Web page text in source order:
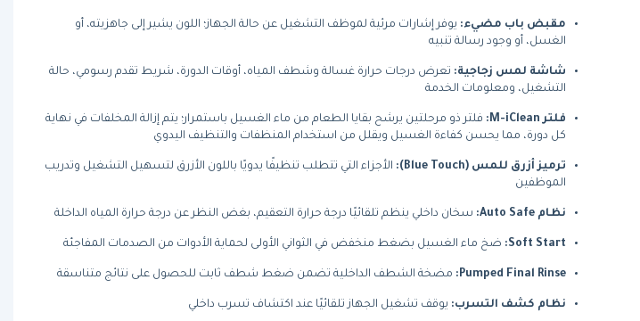
مقبض باب مضيء: يوفر إشارات مرئية لموظف التشغيل عن حالة الجهاز؛ اللون يشير إلى جاهزيته، أو
الغسل، أو وجود رسالة تنبيه
شاشة لمس زجاجية: تعرض درجات حرارة غسالة وشطف المياه، أوقات الدورة، شريط تقدم رسومي، حالة
التشغيل، ومعلومات الخدمة
فلتر M-iClean:
فلتر ذو مرحلتين يرشح بقايا الطعام من ماء الغسيل باستمرار؛ يتم إزالة المخلفات في نهاية
كل دورة، مما يحسن كفاءة الغسيل ويقلل من استخدام المنظفات والتنظيف اليدوي
ترميز أزرق للمس (Blue Touch):
الأجزاء التي تتطلب تنظيفًا يدويًا باللون الأزرق لتسهيل التشغيل وتدريب
الموظفين
نظام Auto Safe: سخان داخلي ينظم تلقائيًا درجة حرارة التعقيم، بغض النظر عن درجة حرارة المياه الداخلة
Soft Start: ضخ ماء الغسيل بضغط منخفض في الثواني الأولى لحماية الأدوات من الصدمات المفاجئة
Pumped Final Rinse: مضخة الشطف الداخلية تضمن ضغط شطف ثابت للحصول على نتائج متناسقة
نظام كشف التسرب: يوقف تشغيل الجهاز تلقائيًا عند اكتشاف تسرب داخلي